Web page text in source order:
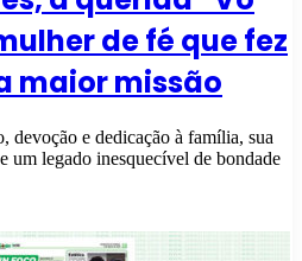
de fé que fez
maior missão
devoção e dedicação à família, sua
um legado inesquecível de bondade